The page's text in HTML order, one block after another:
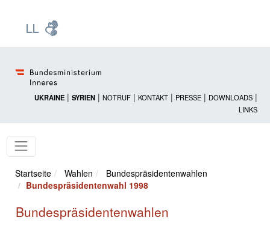
UKRAINE | SYRIEN | NOTRUF | KONTAKT | PRESSE | DOWNLOADS |
LINKS
Startseite Wahlen
Bundespräsidentenwahlen
Bundespräsidentenwahl 1998
Bundespräsidentenwahlen